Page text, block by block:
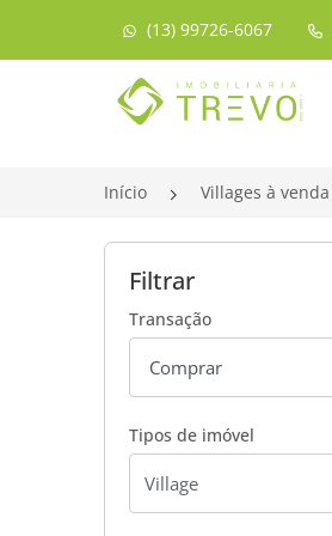
(13) 99726-6067
Página inicial
Início Villages à venda
Filtrar
Transação
Tipos de imóvel